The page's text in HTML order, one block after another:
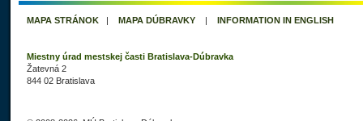
MAPA STRÁNOK| MAPA DÚBRAVKY| INFORMATION IN ENGLISH
Miestny úrad mestskej časti Bratislava-Dúbravka
Žatevná 2
844 02 Bratislava